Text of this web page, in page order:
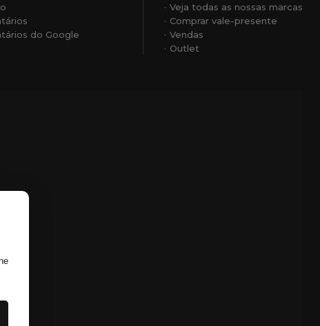
do Google
Veja todas as nossas marcas
Comprar vale-presente
Vendas
Outlet